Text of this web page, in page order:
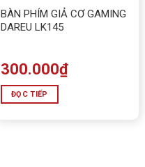
BÀN PHÍM GIẢ CƠ GAMING
DAREU LK145
300.000₫
ĐỌC TIẾP